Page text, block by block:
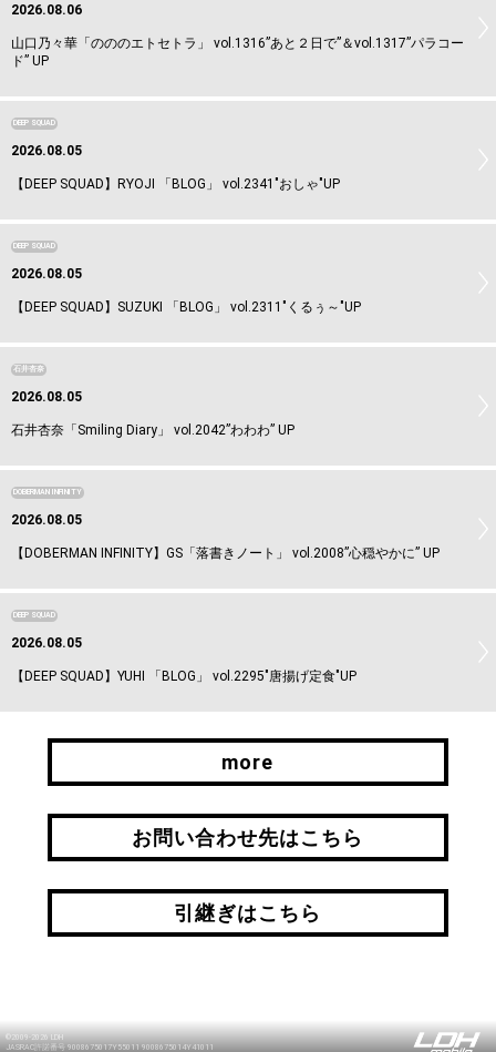
2026.08.06
山口乃々華「のののエトセトラ」 vol.1316”あと２日で”＆vol.1317”パラコー
ド” UP
DEEP SQUAD
2026.08.05
【DEEP SQUAD】RYOJI 「BLOG」 vol.2341"おしゃ"UP
DEEP SQUAD
2026.08.05
【DEEP SQUAD】SUZUKI 「BLOG」 vol.2311"くるぅ～"UP
石井杏奈
2026.08.05
石井杏奈「Smiling Diary」 vol.2042”わわわ” UP
DOBERMAN INFINITY
2026.08.05
【DOBERMAN INFINITY】GS「落書きノート」 vol.2008”心穏やかに” UP
DEEP SQUAD
2026.08.05
【DEEP SQUAD】YUHI 「BLOG」 vol.2295"唐揚げ定食"UP
more
more
お問い合わせ先はこちら
お問い合わせ先はこちら
引継ぎはこちら
引継ぎはこちら
©2009-2026 LDH
JASRAC許諾番号 9008675017Y55011 9008675014Y41011